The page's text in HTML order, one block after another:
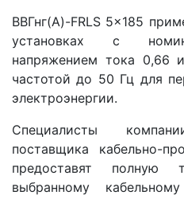
ВВГнг(A)-FRLS 5x185
установках с
напряжением тока 0,66
частотой до 50 Гц для
электроэнергии.
Специалисты
поставщика кабельно-
предоставят полную
выбранному